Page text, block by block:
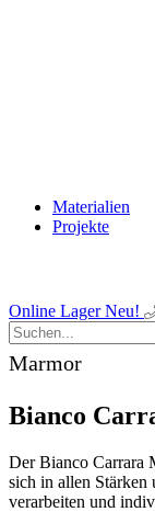
Materialien
Projekte
Online LagerNeu!
Marmor
Bianco
Der Bianco Carrara
sich in allen Stärken
verarbeiten und